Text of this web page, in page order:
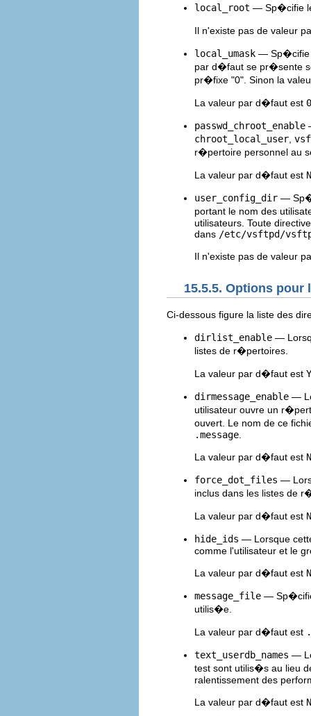
local_root — Sp�cifie
Il n'existe pas de valeur
local_umask — Sp�cifie
par d�faut se pr�sente
pr�fixe "0". Sinon la
La valeur par d�faut est
passwd_chroot_enable
chroot_local_user
r�pertoire personnel au
La valeur par d�faut est
user_config_dir —
portant le nom des
utilisateurs. Toute
dans /etc/vsftpd/
Il n'existe pas de valeur
15.5.5. Options
Ci-dessous figure la liste des
dirlist_enable —
listes de r�pertoires.
La valeur par d�faut est
dirmessage_enable —
utilisateur ouvre un
ouvert. Le nom de ce
.message
La valeur par d�faut est
force_dot_files —
inclus dans les listes de
La valeur par d�faut est
hide_ids — Lorsque
comme l'utilisateur et le
La valeur par d�faut est
message_file —
utilis�e.
La valeur par d�faut est
text_userdb_names —
test sont utilis�s au lieu
ralentissement des
La valeur par d�faut est